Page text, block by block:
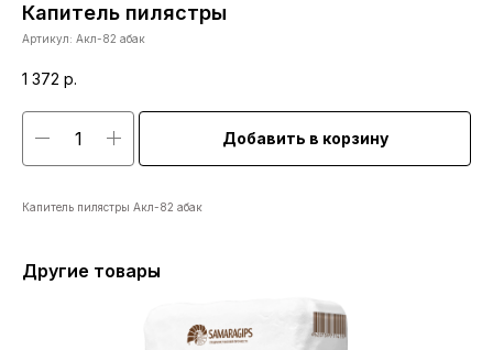
Капитель пилястры
Артикул: Акл-82 абак
1 372 р.
Добавить в корзину
Капитель пилястры Акл-82 абак
Другие товары